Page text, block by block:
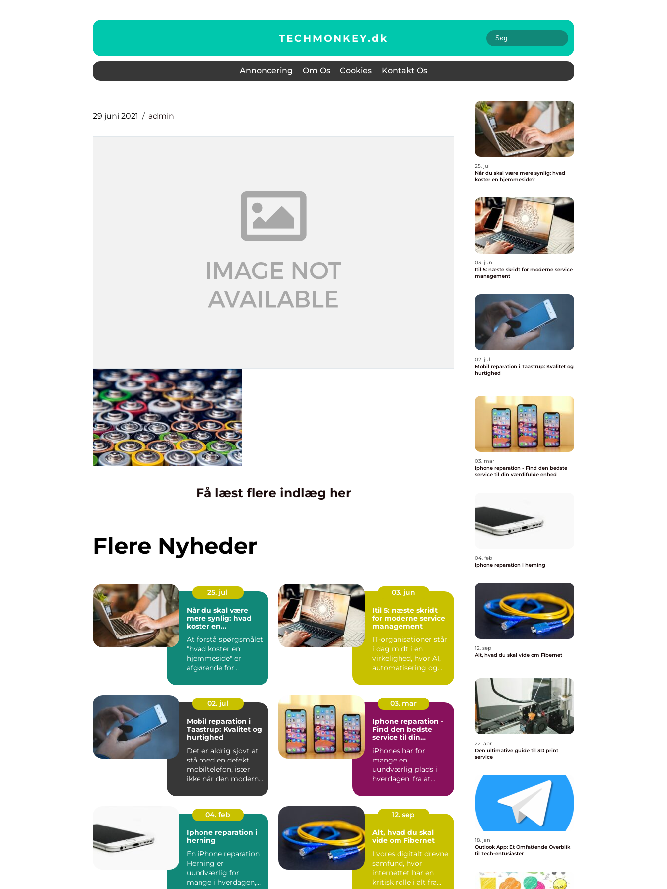
TECHMONKEY.dk
Annoncering Om Os Cookies Kontakt Os
29 juni 2021 admin
Få læst flere indlæg her
Flere Nyheder
25. jul
Når du skal være
mere synlig: hvad
koster en
At forstå spørgsmålet
"hvad koster en
hjemmeside" er
afgørende for
03. jun
Itil 5: næste skridt
for moderne service
management
IT-organisationer står
i dag midt i en
virkelighed, hvor AI,
automatisering og
ud...
02. jul
Mobil reparation i
Taastrup: Kvalitet og
hurtighed
Det er aldrig sjovt at
stå med en defekt
mobiltelefon, især
ikke når den moderne
03. mar
Iphone reparation -
Find den bedste
service til din
iPhones har for
mange en
uundværlig plads i
hverdagen, fra at
arbejdslivet til at h...
04. feb
Iphone reparation i
herning
En iPhone reparation
Herning er
uundværlig for
mange i hverdagen,
12. sep
Alt, hvad du skal
vide om Fibernet
I vores digitalt drevne
samfund, hvor
internettet har en
kritisk rolle i alt fra
25. jul
Når du skal være mere synlig: hvad
koster en hjemmeside?
03. jun
Itil 5: næste skridt for moderne service
management
02. jul
Mobil reparation i Taastrup: Kvalitet og
hurtighed
03. mar
Iphone reparation - Find den bedste
service til din værdifulde enhed
04. feb
Iphone reparation i herning
12. sep
Alt, hvad du skal vide om Fibernet
22. apr
Den ultimative guide til 3D print
service
18. jan
Outlook App: Et Omfattende Overblik
til Tech-entusiaster